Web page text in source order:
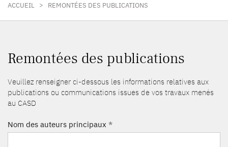
ACCUEIL > REMONTÉES DES PUBLICATIONS
Remontées des publications
Veuillez renseigner ci-dessous les informations relatives aux
publications ou communications issues de vos travaux menés
au CASD
Nom des auteurs principaux *